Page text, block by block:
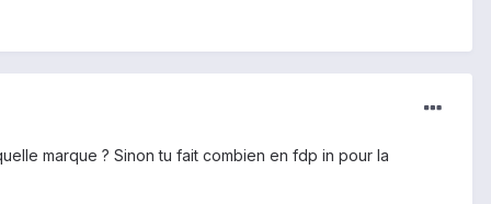
marque ? Sinon tu fait combien en fdp in pour la